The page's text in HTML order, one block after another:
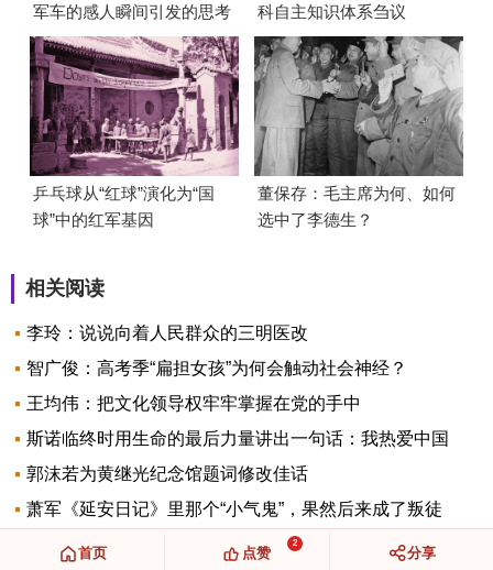
军车的感人瞬间引发的思考
科自主知识体系刍议
乒乓球从“红球”演化为“国
球”中的红军基因
董保存：毛主席为何、如何
选中了李德生？
相关阅读
李玲：说说向着人民群众的三明医改
智广俊：高考季“扁担女孩”为何会触动社会神经？
王均伟：把文化领导权牢牢掌握在党的手中
斯诺临终时用生命的最后力量讲出一句话：我热爱中国
郭沫若为黄继光纪念馆题词修改佳话
萧军《延安日记》里那个“小气鬼”，果然后来成了叛徒
首页
2
点赞 分享